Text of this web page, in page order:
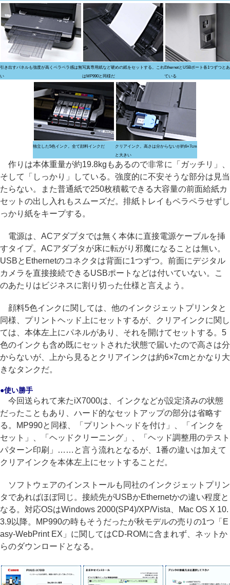
引き出すパネルも強度が高くペラペラ感は無
い
写真専用紙など硬めの紙をセットする。これ
はMP990と同様だ
EthernetとUSBポート各1つずつと
ている
独立した5色インク。全て顔料インクだ
クリアインク。高さは分からないが約6×7cm
と大きい
作りは本体重量が約19.8kgもあるので非常に「ガッチリ」、
そして「しっかり」している。強度的に不安そうな部分は見当
たらない。また普通紙で250枚積載できる大容量の前面給紙カ
セットの出し入れもスムーズだ。排紙トレイもペラペラせずし
っかり紙をキープする。
電源は、ACアダプタでは無く本体に直接電源ケーブルを挿
すタイプ。ACアダプタが床に転がり邪魔になることは無い。
USBとEthernetのコネクタは背面に1つずつ。前面にデジタル
カメラを直接接続できるUSBポートなどは付いていない。こ
のあたりはビジネスに割り切った仕様と言えよう。
顔料5色インクに関しては、他のインクジェットプリンタと
同様、プリントヘッド上にセットするが、クリアインクに関し
ては、本体左上にパネルがあり、それを開けてセットする。5
色のインクも含め既にセットされた状態で届いたので高さは分
からないが、上から見るとクリアインクは約6×7cmとかなり大
きなタンクだ。
●使い勝手
今回送られて来たiX7000は、インクなどが設定済みの状態
だったこともあり、ハード的なセットアップの部分は省略す
る。MP990と同様、「プリントヘッドを付け」、「インクを
セット」、「ヘッドクリーニング」、「ヘッド調整用のテスト
パターン印刷」……と言う流れとなるが、1番の違いは加えて
クリアインクを本体左上にセットすることだ。
ソフトウェアのインストールも同社のインクジェットプリン
タであればほぼ同じ。接続先がUSBかEthernetかの違い程度と
なる。対応OSはWindows 2000(SP4)/XP/Vista、Mac OS X 10.
3.9以降。MP990の時もそうだったが秋モデルの売りの1つ「E
asy-WebPrint EX」に関してはCD-ROMに含まれず、ネットか
らのダウンロードとなる。